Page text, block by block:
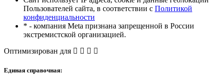
Пользователей сайта, в соответствии с Политикой
конфиденциальности
* - компания Meta признана запрещенной в России
экстремистской организацией.
Оптимизирован для
Единая справочная: